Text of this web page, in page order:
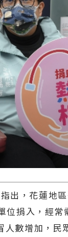
出，花蓮地
位捐入，經
人數增加，民